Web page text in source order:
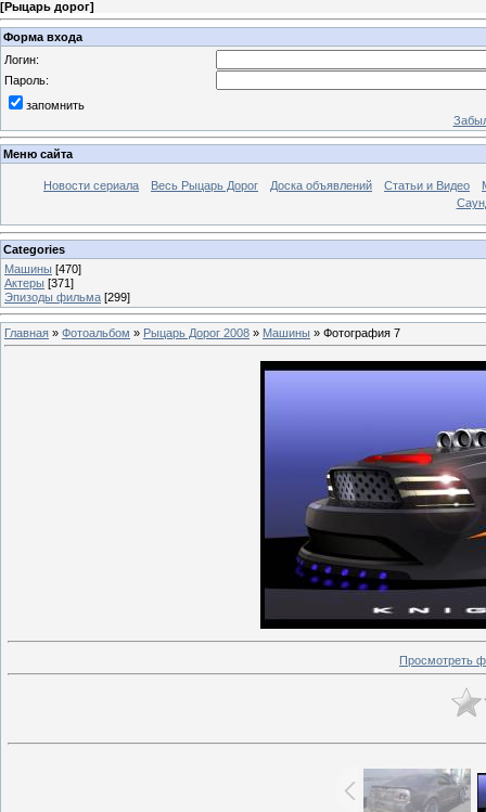
[Рыцарь дорог]
Форма входа
Логин:
Пароль:
запомнить
Меню сайта
Новости сериала Весь Рыцарь Дорог Доска объявлений Статьи и Видео
Categories
Машины [470]
Актеры [371]
Эпизоды фильма [299]
Главная » Фотоальбом » Рыцарь Дорог 2008 » Машины » Фотография 7
Просмотреть